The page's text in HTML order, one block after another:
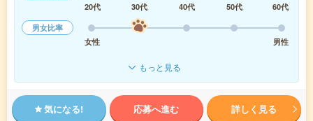
20代
30代 40代 50代
60代
男女比率
女性
男性
もっと見る
気になる! 応募へ進む 詳しく見る